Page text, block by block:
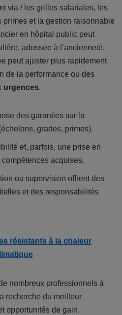
via / les grilles salariales, les
et la gestion raisonnable
en hôpital public peut
adossée à l’ancienneté,
peut ajuster plus rapidement
de la performance ou des
urgences.
des garanties sur la
grades, primes).
et, parfois, une prise en
acquises.
ou supervision offrent des
et des responsabilités
résistants à la chaleur
nombreux professionnels à
recherche du meilleur
opportunités de gain.